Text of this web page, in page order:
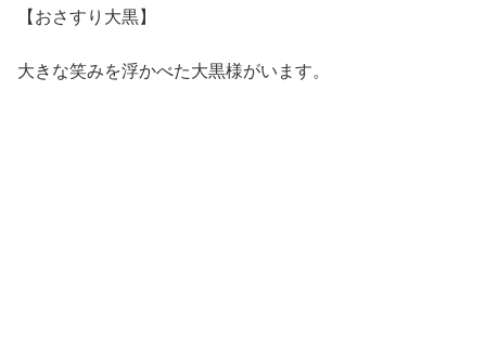
【おさすり大黒】
大きな笑みを浮かべた大黒様がいます。